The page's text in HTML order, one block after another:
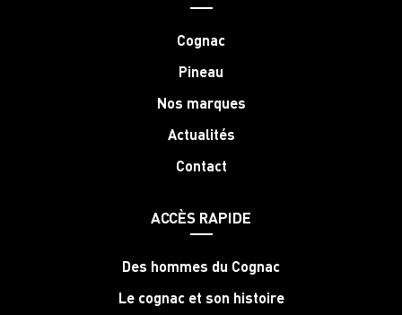
Cognac
Pineau
Nos marques
Actualités
Contact
ACCÈS RAPIDE
Des hommes du Cognac
Le cognac et son histoire